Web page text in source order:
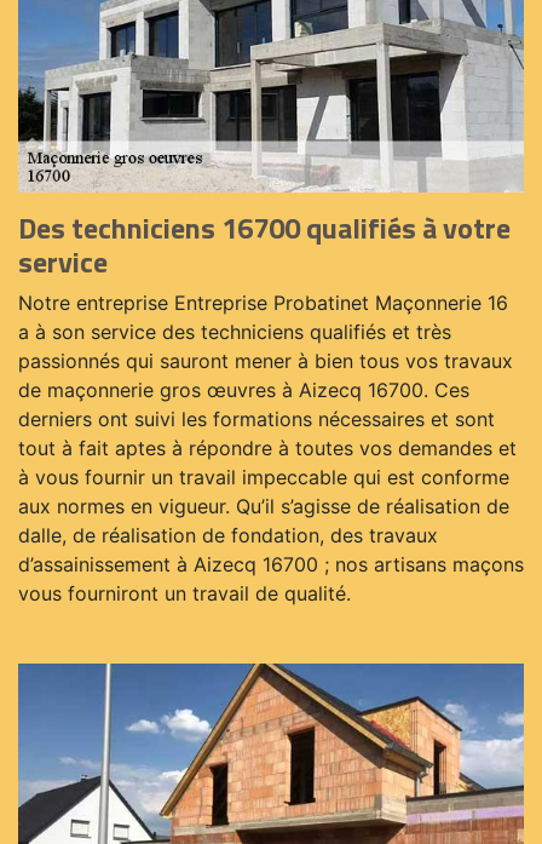
Des techniciens 16700 qualifiés à votre
service
Notre entreprise Entreprise Probatinet Maçonnerie 16
a à son service des techniciens qualifiés et très
passionnés qui sauront mener à bien tous vos travaux
de maçonnerie gros œuvres à Aizecq 16700. Ces
derniers ont suivi les formations nécessaires et sont
tout à fait aptes à répondre à toutes vos demandes et
à vous fournir un travail impeccable qui est conforme
aux normes en vigueur. Qu’il s’agisse de réalisation de
dalle, de réalisation de fondation, des travaux
d’assainissement à Aizecq 16700 ; nos artisans maçons
vous fourniront un travail de qualité.